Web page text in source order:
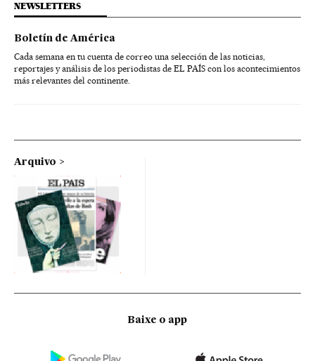
NEWSLETTERS
Boletín de América
Cada semana en tu cuenta de correo una selección de las noticias,
reportajes y análisis de los periodistas de EL PAÍS con los acontecimientos
más relevantes del continente.
Arquivo
Baixe o app